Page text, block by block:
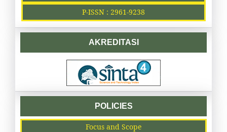
P-ISSN : 2961-9238
AKREDITASI
POLICIES
Focus and Scope